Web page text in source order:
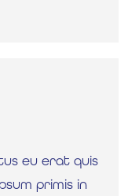
eu erat quis
primis in